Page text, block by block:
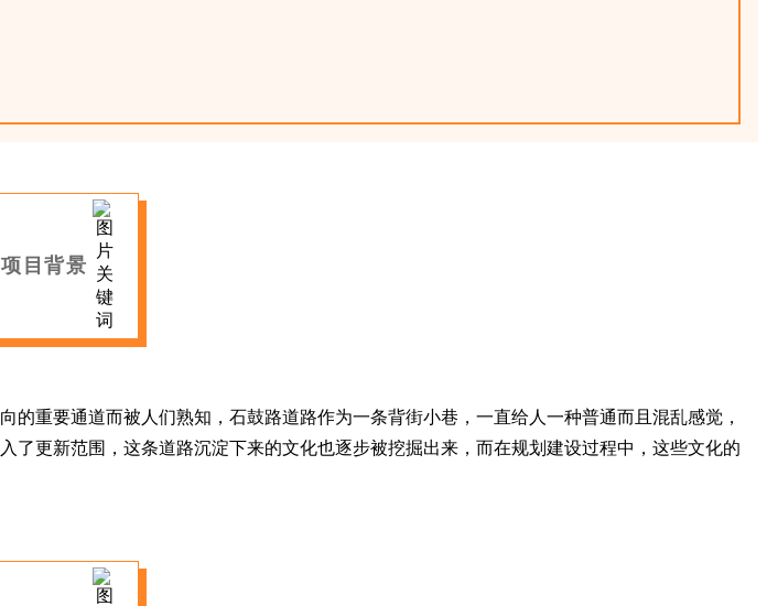
目背景
重要通道而被人们熟知，石鼓路道路作为一条背街小巷，一直给人一种普通而且混乱感觉，
更新范围，这条道路沉淀下来的文化也逐步被挖掘出来，而在规划建设过程中，这些文化的